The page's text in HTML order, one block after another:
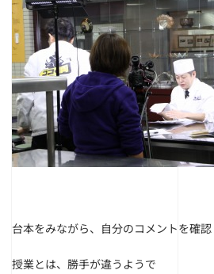
台本をみながら、自分のコメントを確認
授業とは、勝手が違うようで